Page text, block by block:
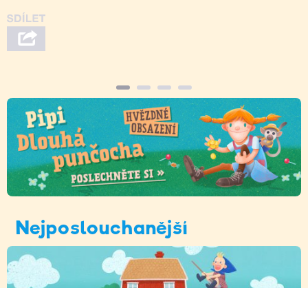
Nejposlouchanější